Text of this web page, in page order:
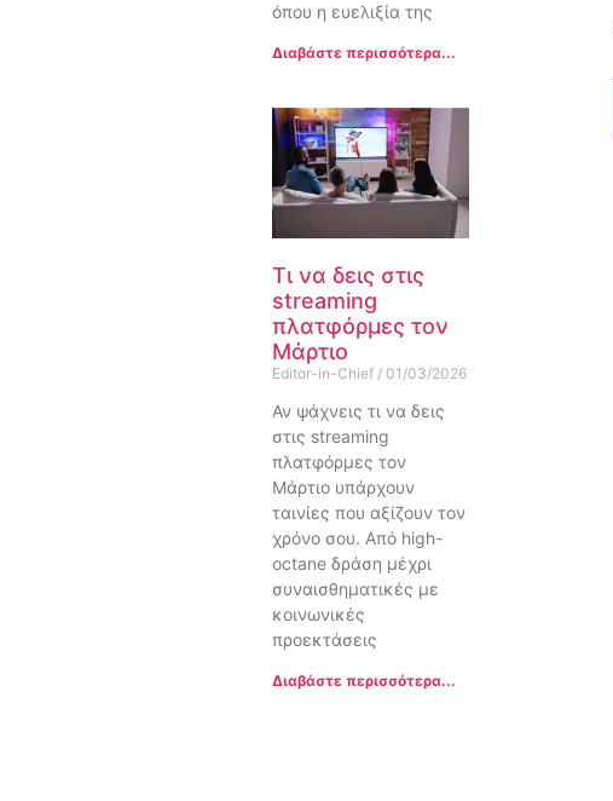
όπου η ευελιξία της
Διαβάστε περισσότερα...
Τι να δεις στις
streaming
πλατφόρμες τον
Μάρτιο
Editor-in-Chief 01/03/2026
Αν ψάχνεις τι να δεις
στις streaming
πλατφόρμες τον
Μάρτιο υπάρχουν
ταινίες που αξίζουν τον
χρόνο σου. Από high-
octane δράση μέχρι
συναισθηματικές με
κοινωνικές
προεκτάσεις
Διαβάστε περισσότερα...